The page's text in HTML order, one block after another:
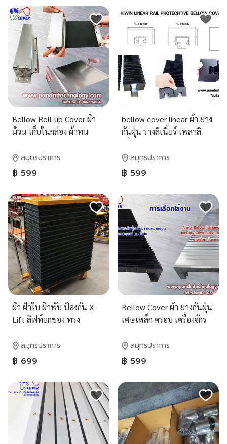
Bellow Roll-up Cover ผ้า
ม้วน เก็บในกล่อง ผ้าทน
สมุทรปราการ
฿ 599
bellow cover linear ผ้า ยาง
กันฝุ่น รางลิเนี่ยร์ เพลาลิ
linear slide rail
สมุทรปราการ
฿ 599
ผ้า ฝ้าใบ ฝ้าพับ ป้องกัน X-
Lift ลิฟท์ยกของ ทรง
1ด้านสมุทรปราการ
฿ 699
Bellow Cover ผ้า ยางกันฝุ่น
เศษเหล็ก ครอบ เครื่องจักร
สมุทรปราการ
฿ 599